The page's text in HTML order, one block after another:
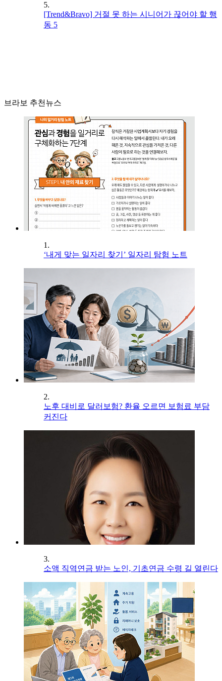
5.
[Trend&Bravo] 거절 못 하는 시니어가 끊어야 할 행
동 5
브라보 추천뉴스
1.
‘내게 맞는 일자리 찾기’ 일자리 탐험 노트
2.
노후 대비로 달러보험? 환율 오르면 보험료 부담
커진다
3.
소액 직역연금 받는 노인, 기초연금 수령 길 열린다